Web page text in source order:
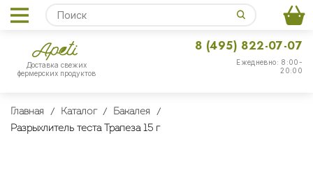
Доставка свежих
фермерских продуктов
Ежедневно: 8:00-
20:00
8 (495) 822-07-07
Главная Каталог
Бакалея
Разрыхлитель теста Трапеза 15 г